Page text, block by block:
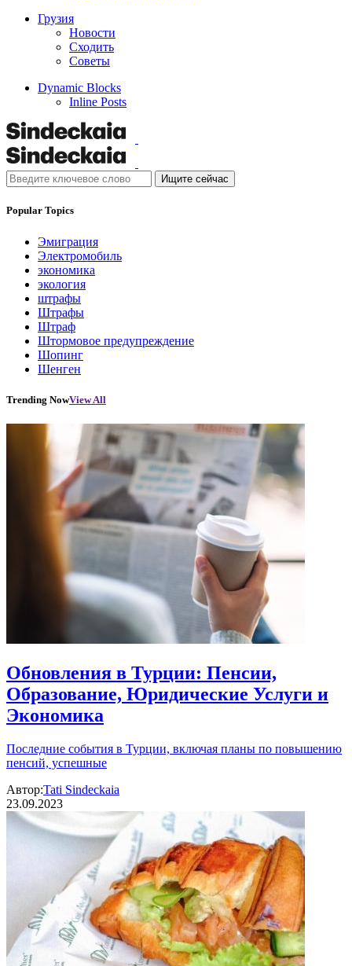
Грузия
Новости
Сходить
Советы
Dynamic Blocks
Inline Posts
Ищите сейчас
Popular Topics
Эмиграция
Электромобиль
экономика
экология
штрафы
Штрафы
Штраф
Штормовое предупреждение
Шопинг
Шенген
Trending NowView All
Обновления в Турции: Пенсии,
Образование, Юридические Услуги и
Экономика
Последние события в Турции, включая планы по повышению
пенсий, успешные
Автор:Tati Sindeckaia
23.09.2023